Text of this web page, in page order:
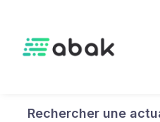
Rechercher une